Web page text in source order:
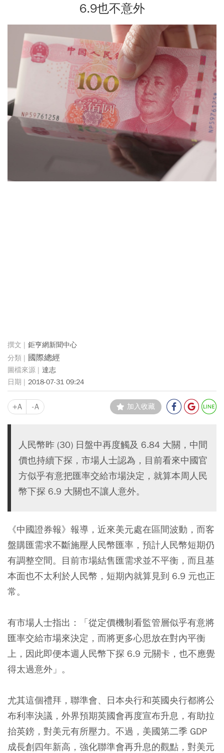
6.9也不意外
鉅亨網新聞中心
國際總經
達志
2018-07-31 09:24
+A -A 加入收藏
人民幣昨 (30) 日盤中再度觸及 6.84 大關，中間
價也持續下探，市場人士認為，目前看來中國官
方似乎有意把匯率交給市場決定，就算本周人民
幣下探 6.9 大關也不讓人意外。
《中國證券報》報導，近來美元處在區間波動，而客
盤購匯需求不斷施壓人民幣匯率，預計人民幣短期仍
有調整空間。目前市場結售匯需求並不平衡，而且基
本面也不太利於人民幣，短期內就算見到 6.9 元也正
常。
有市場人士指出：「從定價機制看監管層似乎有意將
匯率交給市場來決定，而將更多心思放在對內平衡
上，因此即便本週人民幣下探 6.9 元關卡，也不應覺
得太過意外」。
尤其這個禮拜，聯準會、日本央行和英國央行都將公
布利率決議，外界預期英國會再度宣布升息，有助拉
抬英鎊，對美元有所壓力。不過，美國第二季 GDP
成長創四年新高，強化聯準會再升息的觀點，對美元